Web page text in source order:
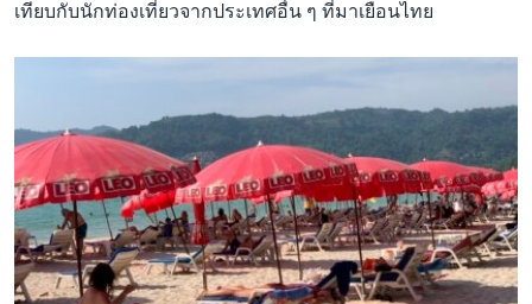
เทียบกับนักท่องเที่ยวจากประเทศอื่น ๆ ที่มาเยือนไทย